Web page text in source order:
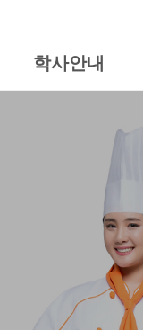
학사안내